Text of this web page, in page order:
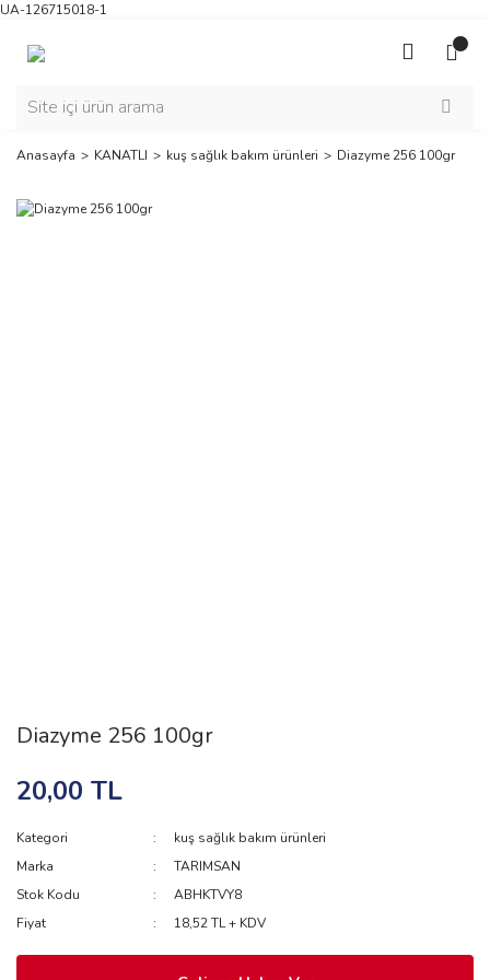
UA-126715018-1
Anasayfa KANATLI kuş sağlık bakım ürünleri Diazyme 256 100gr
Diazyme 256 100gr
20,00 TL
Kategori
kuş sağlık bakım ürünleri
Marka
TARIMSAN
Stok Kodu
ABHKTVY8
Fiyat
18,52 TL + KDV